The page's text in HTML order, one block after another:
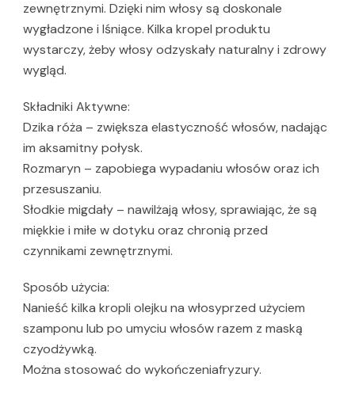
zewnętrznymi. Dzięki nim włosy są doskonale
wygładzone i lśniące. Kilka kropel produktu
wystarczy, żeby włosy odzyskały naturalny i zdrowy
wygląd.
Składniki Aktywne:
Dzika róża – zwiększa elastyczność włosów, nadając
im aksamitny połysk.
Rozmaryn – zapobiega wypadaniu włosów oraz ich
przesuszaniu.
Słodkie migdały – nawilżają włosy, sprawiając, że są
miękkie i miłe w dotyku oraz chronią przed
czynnikami zewnętrznymi.
Sposób użycia:
Nanieść kilka kropli olejku na włosyprzed użyciem
szamponu lub po umyciu włosów razem z maską
czyodżywką.
Można stosować do wykończeniafryzury.